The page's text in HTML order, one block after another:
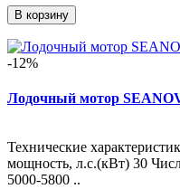
В корзину
-12%
Лодочный мотор
Технические
мощность, л.с.(кВт) 30
5000-5800 ..